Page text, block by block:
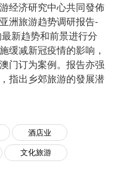
经济研究中心共同發佈
洲旅游趋势调研报告-
新趋势和前景进行分
缓减新冠疫情的影响，
门订为案例。报告亦强
指出乡郊旅游的發展潜
酒店业
文化旅游